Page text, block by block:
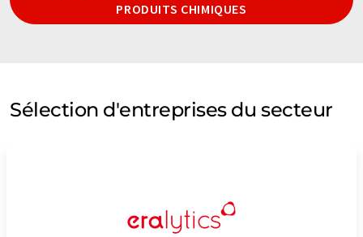
PRODUITS CHIMIQUES
Sélection d'entreprises du secteur